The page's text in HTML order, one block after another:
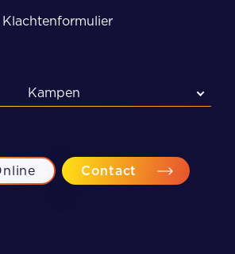
Klachtenformulier
Kampen
Meppel Contact